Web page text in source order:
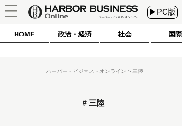
▶PC版
HOME 政治・経済 社会 国際
ハーバー・ビジネス・オンライン 三陸
三陸